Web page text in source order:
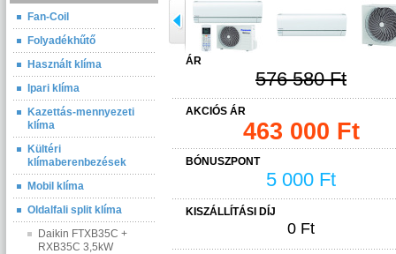
Fan-Coil
Folyadékhűtő
Használt klíma
Ipari klíma
Kazettás-mennyezeti
klíma
Kültéri
klímaberenbezések
Mobil klíma
Oldalfali split klíma
Daikin FTXB35C +
RXB35C 3,5kW
ÁR
576 580 Ft
AKCIÓS ÁR
463 000 Ft
BÓNUSZPONT
5 000 Ft
KISZÁLLÍTÁSI DÍJ
0 Ft